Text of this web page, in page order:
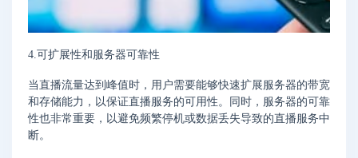
4.可扩展性和服务器可靠性
当直播流量达到峰值时，用户需要能够快速扩展服务器的带宽
和存储能力，以保证直播服务的可用性。同时，服务器的可靠
性也非常重要，以避免频繁停机或数据丢失导致的直播服务中
断。